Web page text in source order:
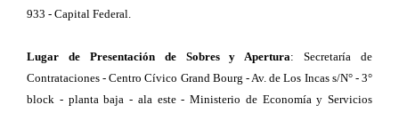
933 - Capital Federal.
Lugar de Presentación de Sobres y Apertura: Secretaría de
Contrataciones - Centro Cívico Grand Bourg - Av. de Los Incas s/N° - 3°
block - planta baja - ala este - Ministerio de Economía y Servicios